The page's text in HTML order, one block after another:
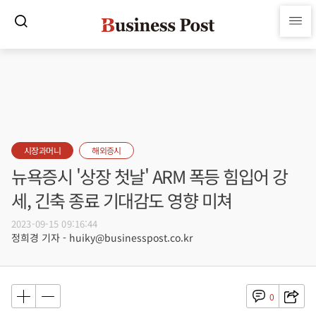
시장과머니 해외증시
뉴욕증시 '상장 첫날' ARM 폭등 힘입어 강
세, 긴축 종료 기대감도 영향 미쳐
2023-09-15 09:16:44
정희경 기자 - huiky@businesspost.co.kr
0